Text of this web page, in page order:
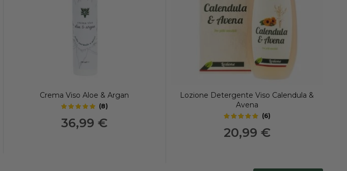
Crema Viso Aloe & Argan
(8)
36,99 €
Lozione Detergente Viso Calendula &
Avena
(6)
20,99 €